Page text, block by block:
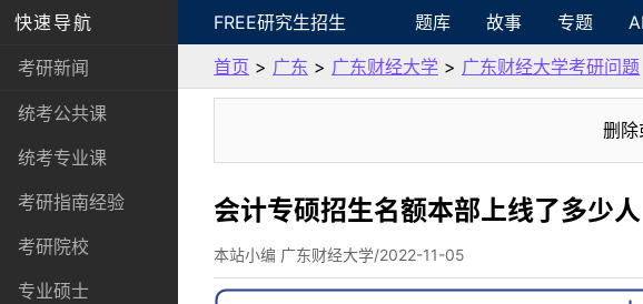
快速导航
考研新闻
统考公共课
统考专业课
考研指南经验
考研院校
专业硕士
FREE研究生招生 题库 故事 专题
首页 > 广东 > 广东财经大学 > 广东财经大学考研问题
删
会计专硕招生名额本部上线了多少人
本站小编 广东财经大学/2022-11-05